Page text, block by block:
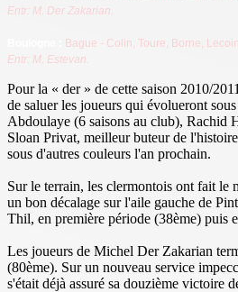
Entr: M. Der Zakarian.
Bague - Colin, Toure, Borne,
Entr: M. Estevan.
Pour la « der » de cette saison 2010/
de saluer les joueurs qui évolueront
Abdoulaye (6 saisons au club), Rachid
Sloan Privat, meilleur buteur de
sous d'autres couleurs l'an prochain.
Sur le terrain, les clermontois ont fait le
un bon décalage sur l'aile gauche de
Thil, en première période (38ème) puis
Les joueurs de Michel Der Zakarian
(80ème). Sur un nouveau service
s'était déjà assuré sa douzième victoire